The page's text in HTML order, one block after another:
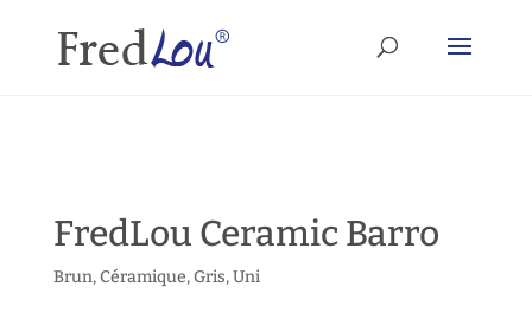
FredLou Ceramic Barro
Brun,Céramique,Gris,Uni